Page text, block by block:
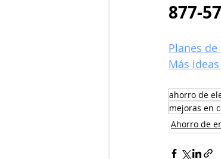
877-
Planes
Más
ahorro de
mejoras en
Ahorro de